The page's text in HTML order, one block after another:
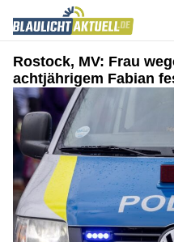
Rostock, MV: Frau
achtjährigem Fabian